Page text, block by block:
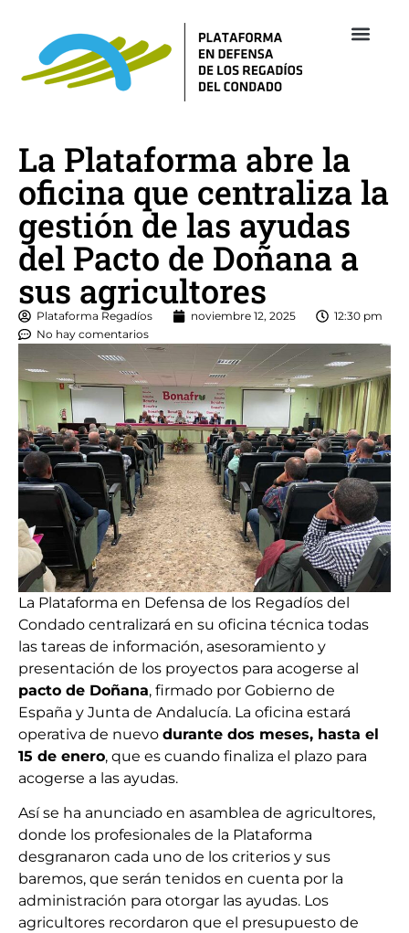
La Plataforma abre la
oficina que centraliza la
gestión de las ayudas
del Pacto de Doñana a
sus agricultores
Plataforma Regadíos noviembre 12, 2025
12:30 pm
No hay comentarios
La Plataforma en Defensa de los Regadíos del
Condado centralizará en su oficina técnica todas
las tareas de información, asesoramiento y
presentación de los proyectos para acogerse al
pacto de Doñana, firmado por Gobierno de
España y Junta de Andalucía. La oficina estará
operativa de nuevo durante dos meses, hasta el
15 de enero, que es cuando finaliza el plazo para
acogerse a las ayudas.
Así se ha anunciado en asamblea de agricultores,
donde los profesionales de la Plataforma
desgranaron cada uno de los criterios y sus
baremos, que serán tenidos en cuenta por la
administración para otorgar las ayudas. Los
agricultores recordaron que el presupuesto de